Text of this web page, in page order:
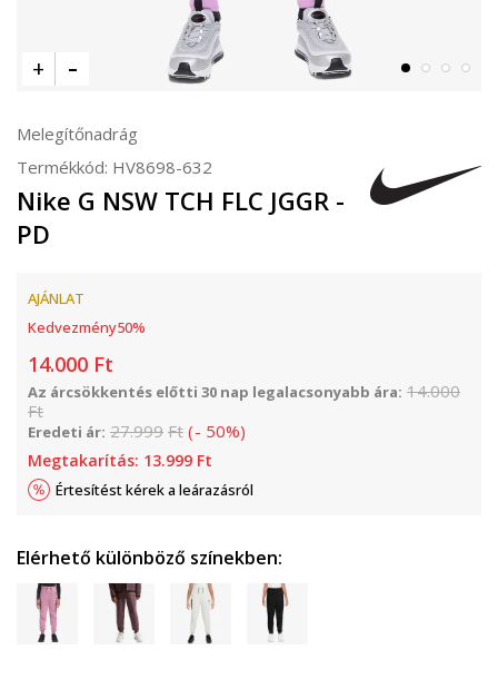
Melegítőnadrág
Termékkód: HV8698-632
Nike G NSW TCH FLC JGGR -
PD
AJÁNLAT
Kedvezmény50%
14.000 Ft
Az árcsökkentés előtti 30 nap legalacsonyabb ára: 14.000
Ft
Eredeti ár: 27.999 Ft (- 50%)
Megtakarítás: 13.999 Ft
Értesítést kérek a leárazásról
Elérhető különböző színekben: